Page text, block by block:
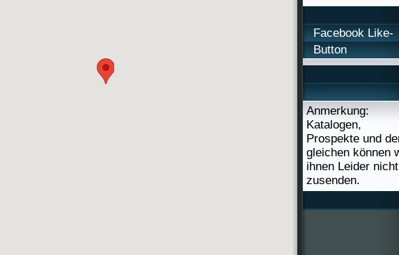
Facebook Like-
Button
Anmerkung:
Katalogen,
Prospekte und
gleichen können
ihnen Leider nicht
zusenden.